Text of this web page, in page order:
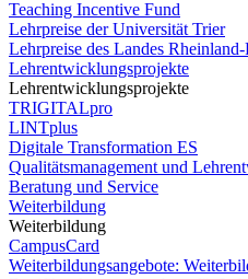
Teaching Incentive Fund
Lehrpreise der Universität Trier
Lehrpreise des Landes
Lehrentwicklungsprojekte
Lehrentwicklungsprojekte
TRIGITALpro
LINTplus
Digitale Transformation ES
Qualitätsmanagement und
Beratung und Service
Weiterbildung
Weiterbildung
CampusCard
Weiterbildungsangebote: